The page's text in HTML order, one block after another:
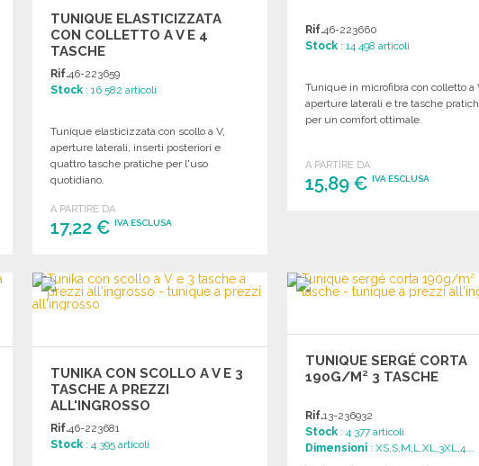
TUNIQUE ELASTICIZZATA
CON COLLETTO A V E 4
TASCHE
Rif.46-223659
Stock : 16 582 articoli
Tunique elasticizzata con scollo a V,
aperture laterali, inserti posteriori e
quattro tasche pratiche per l'uso
quotidiano.
A PARTIRE DA
17,22 €IVA ESCLUSA
Richiedi un preventivo
Rif.46-223660
Stock : 14 498 articoli
Tunique in microfibra con colletto a
aperture laterali e tre tasche
per un comfort ottimale.
A PARTIRE DA
15,89 €IVA ESCLUSA
TUNIKA CON SCOLLO A V E 3
TASCHE A PREZZI
ALL'INGROSSO
Rif.46-223681
Stock : 4 395 articoli
TUNIQUE SERGÉ CORTA
190G/M² 3 TASCHE
Rif.13-236932
Stock : 4 377 articoli
Dimensioni : XS,S,M,L,XL,3XL,4...